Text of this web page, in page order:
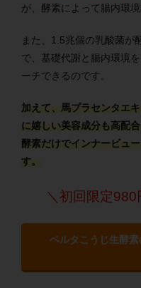
が、酵素によって腸内環
また、1.5兆個の乳酸菌が
で、基礎代謝と腸内環境
ーチできるのです。
加えて、馬プラセンタエ
に嬉しい美容成分も高配
酵素だけでインナービュ
す。
＼初回限定
ベルタこうじ生酵